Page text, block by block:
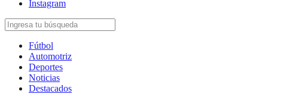
Instagram
Fútbol
Automotriz
Deportes
Noticias
Destacados